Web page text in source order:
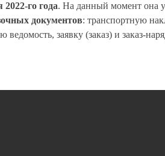
2022-го года. На данный момент она
документов: транспортную
заявку (заказ) и заказ-